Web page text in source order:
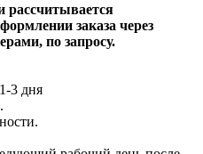
рассчитывается
заказа через
по запросу.
3 дня